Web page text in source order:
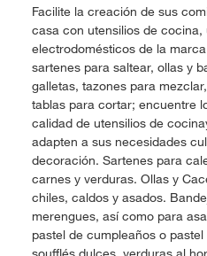
Facilite la creación de sus
casa con utensilios de
electrodomésticos de la
sartenes para saltear, ollas y
galletas, tazones para
tablas para cortar; encuentre
calidad de utensilios de
adapten a sus necesidades
decoración. Sartenes para
carnes y verduras. Ollas y
chiles, caldos y asados.
merengues, así como para
pastel de cumpleaños o